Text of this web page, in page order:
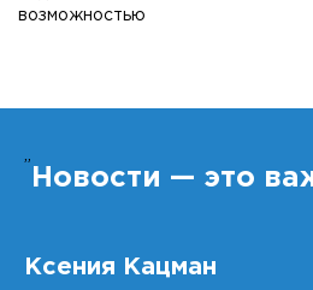
возможностью
” Новости — это
Ксения Кацман